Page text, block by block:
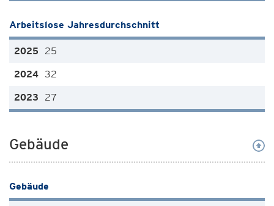
Arbeitslose Jahresdurchschnitt
25
32
27
Gebäude
Gebäude